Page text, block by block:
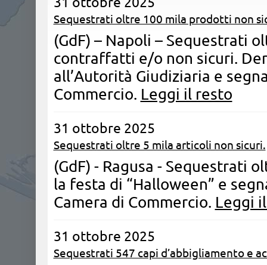
Sequestrati oltre 100 mila prodotti non
(GdF) – Napoli – Sequestrati
contraffatti e/o non sicuri.
all’Autorità Giudiziaria e
Commercio. Leggi il resto
31 ottobre 2025
Sequestrati oltre 5 mila articoli non sicuri.
(GdF) - Ragusa - Sequestrati
la festa di “Halloween” e
Camera di Commercio. Leggi
31 ottobre 2025
Sequestrati 547 capi d’abbigliamento e